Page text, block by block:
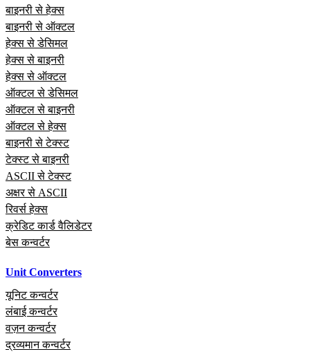
बाइनरी से हेक्स
बाइनरी से ऑक्टल
हेक्स से डेसिमल
हेक्स से बाइनरी
हेक्स से ऑक्टल
ऑक्टल से डेसिमल
ऑक्टल से बाइनरी
ऑक्टल से हेक्स
बाइनरी से टेक्स्ट
टेक्स्ट से बाइनरी
ASCII से टेक्स्ट
अक्षर से ASCII
रिवर्स हेक्स
क्रेडिट कार्ड वैलिडेटर
बेस कन्वर्टर
Unit Converters
यूनिट कन्वर्टर
लंबाई कन्वर्टर
वज़न कन्वर्टर
द्रव्यमान कन्वर्टर